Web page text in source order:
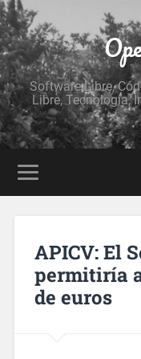
Software Libre,
Libre, Tecnología,
APICV: El
permitiría
de euros